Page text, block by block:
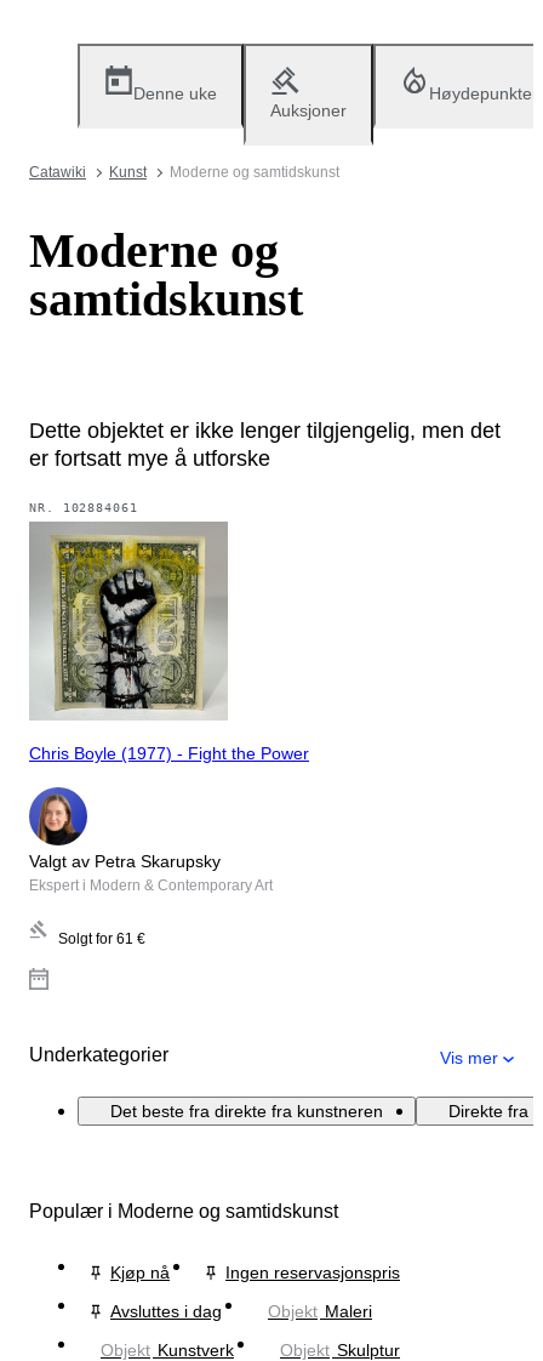
Denne uke
Auksjoner
Høydepunkter
Catawiki Kunst Moderne og samtidskunst
Moderne og
samtidskunst
Dette objektet er ikke lenger tilgjengelig, men det
er fortsatt mye å utforske
NR. 102884061
Chris Boyle (1977) - Fight the Power
Valgt av Petra Skarupsky
Ekspert i Modern & Contemporary Art
Solgt for 61 €
Underkategorier Vis mer
Det beste fra direkte fra kunstneren Direkte fra
Populær i Moderne og samtidskunst
Kjøp nå
Ingen reservasjonspris
Avsluttes i dag
Objekt Maleri
Objekt Kunstverk Objekt Skulptur